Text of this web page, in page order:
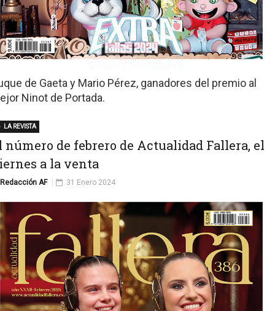
de Gaeta y Mario Pérez, ganadores del premio al
Ninot de Portada.
número de febrero de Actualidad Fallera, el
a la venta
Redacción AF
LA REVISTA
31 Enero 2024